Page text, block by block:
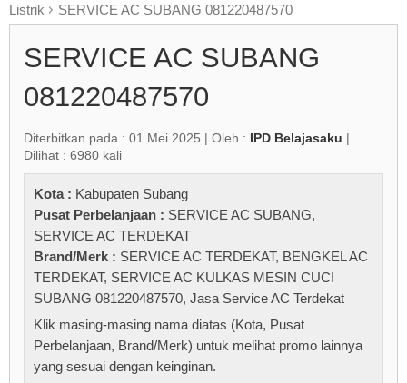
Listrik
SERVICE AC SUBANG 081220487570
SERVICE AC SUBANG
081220487570
Diterbitkan pada : 01 Mei 2025 | Oleh : IPD Belajasaku |
Dilihat : 6980 kali
Kota : Kabupaten Subang
Pusat Perbelanjaan : SERVICE AC SUBANG,
SERVICE AC TERDEKAT
Brand/Merk : SERVICE AC TERDEKAT, BENGKEL AC
TERDEKAT, SERVICE AC KULKAS MESIN CUCI
SUBANG 081220487570, Jasa Service AC Terdekat
Klik masing-masing nama diatas (Kota, Pusat
Perbelanjaan, Brand/Merk) untuk melihat promo lainnya
yang sesuai dengan keinginan.